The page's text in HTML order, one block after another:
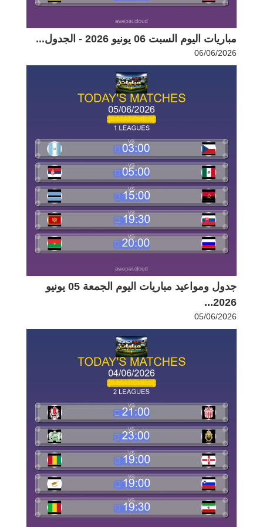
مباريات اليوم السبت 06 يونيو 2026 - الجدول...
06/06/2026
جدول ومواعيد مباريات اليوم الجمعة 05 يونيو
2026...
05/06/2026